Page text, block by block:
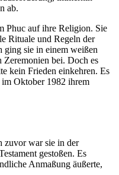
ab.
Phuc auf ihre Religion. Sie
Rituale und Regeln der
ging sie in einem weißen
Zeremonien bei. Doch es
kein Frieden einkehren. Es
im Oktober 1982 ihrem
zuvor war sie in der
gestoßen. Es
Anmaßung äußerte,